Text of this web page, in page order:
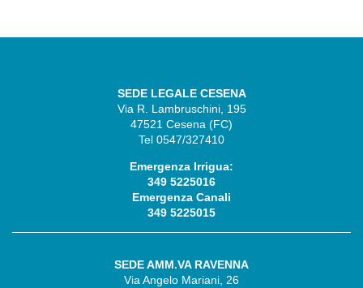
SEDE LEGALE CESENA
Via R. Lambruschini, 195
47521 Cesena (FC)
Tel 0547/327410
Emergenza Irrigua:
349 5225016
Emergenza Canali
349 5225015
SEDE AMM.VA RAVENNA
Via Angelo Mariani, 26